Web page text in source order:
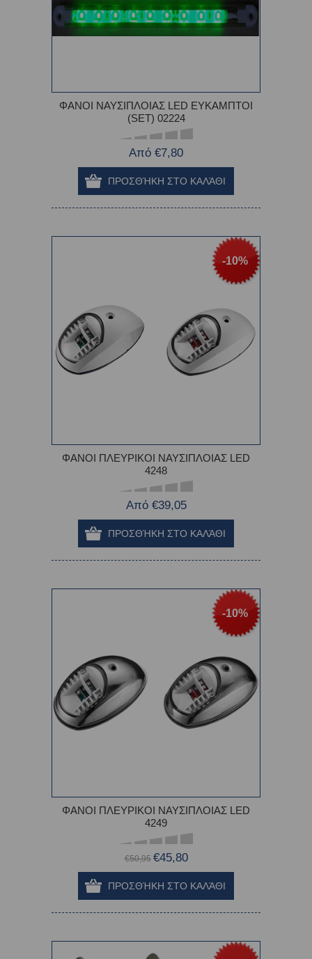
ΦΑΝΟΙ ΝΑΥΣΙΠΛΟΙΑΣ LED ΕΥΚΑΜΠΤΟΙ
(SET) 02224
Από €7,80
-10%
ΦΑΝΟΙ ΠΛΕΥΡΙΚΟΙ ΝΑΥΣΙΠΛΟΙΑΣ LED
4248
Από €39,05
-10%
ΦΑΝΟΙ ΠΛΕΥΡΙΚΟΙ ΝΑΥΣΙΠΛΟΙΑΣ LED
4249
€50,95 €45,80